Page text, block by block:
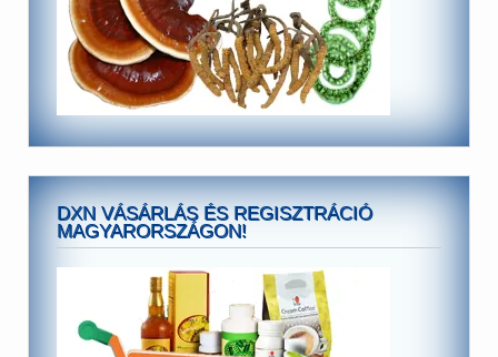
DXN VÁSÁRLÁS ÉS REGISZTRÁCIÓ
MAGYARORSZÁGON!